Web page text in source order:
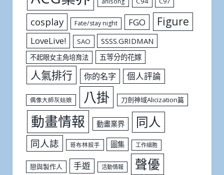
cosplay Fate/stay night FGO Figure
LoveLive! SAO SSSS.GRIDMAN
不起眼女主角培育法 五等分的花嫁
人氣排行 你的名字 個人評論
偶像大師灰姑娘 八掛 刀劍神域Alicization篇
動畫情報 動畫業界 同人
同人誌 哥布林殺手 圖集 工作細胞
戀與製作人 手遊 活動情報 聲優